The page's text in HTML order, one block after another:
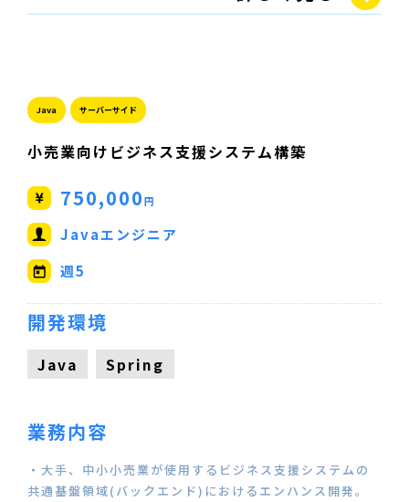
Java サーバーサイド
小売業向けビジネス支援システム構築
750,000円
Javaエンジニア
週5
開発環境
Java Spring
業務内容
・大手、中小小売業が使用するビジネス支援システムの
共通基盤領域(バックエンド)におけるエンハンス開発。